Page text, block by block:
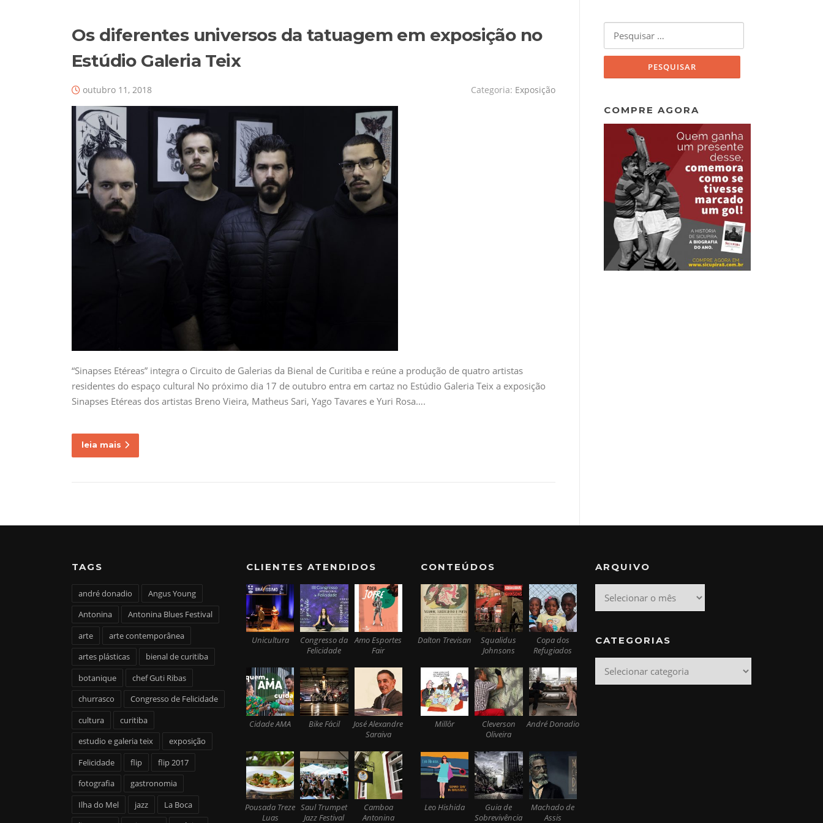
Os diferentes universos da tatuagem em exposição no
Estúdio Galeria Teix
outubro 11, 2018 Categoria: Exposição
“Sinapses Etéreas” integra o Circuito de Galerias da Bienal de Curitiba e reúne a produção de quatro artistas
residentes do espaço cultural No próximo dia 17 de outubro entra em cartaz no Estúdio Galeria Teix a exposição
Sinapses Etéreas dos artistas Breno Vieira, Matheus Sari, Yago Tavares e Yuri Rosa….
leia mais
COMPRE AGORA
TAGS
andré donadio
Angus Young
Antonina
Antonina Blues Festival
arte
arte contemporânea
artes plásticas
bienal de curitiba
botanique
chef Guti Ribas
churrasco
Congresso de Felicidade
cultura
curitiba
estudio e galeria teix
exposição
Felicidade
flip
flip 2017
fotografia
gastronomia
Ilha do Mel
jazz
La Boca
CLIENTES ATENDIDOS
Unicultura
Congresso da
Felicidade
Amo Esportes
Fair
Cidade AMA Bike Fácil
José Alexandre
Saraiva
Pousada Treze
Luas
Saul Trumpet
Jazz Festival
Camboa
Antonina
CONTEÚDOS
Dalton Trevisan
Squalidus
Johnsons
Copa dos
Refugiados
Millôr
Cleverson
Oliveira
André Donadio
Leo Hishida
Guia de
Sobrevivência
Machado de
Assis
ARQUIVO
CATEGORIAS